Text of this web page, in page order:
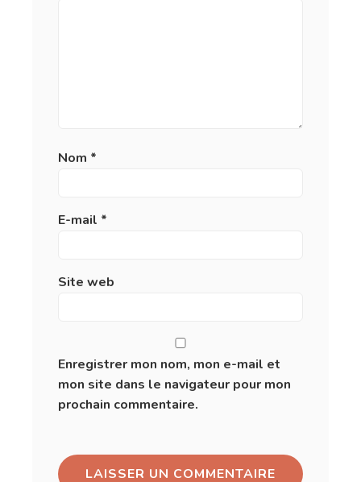
Nom *
E-mail *
Site web
Enregistrer mon nom, mon e-mail et
mon site dans le navigateur pour mon
prochain commentaire.